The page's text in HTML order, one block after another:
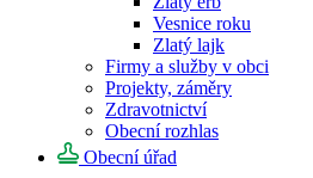
Vesnice roku
Zlatý lajk
Firmy a služby v obci
Projekty, záměry
Zdravotnictví
Obecní rozhlas
Obecní úřad